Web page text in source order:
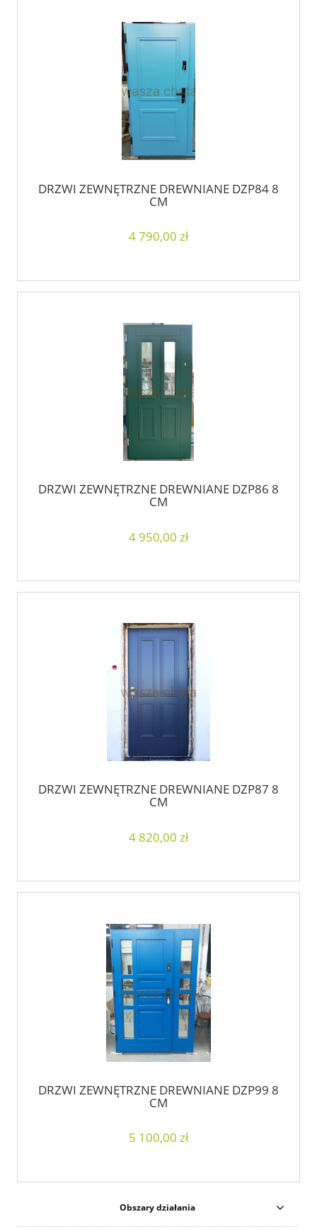
DRZWI ZEWNĘTRZNE DREWNIANE DZP84 8
CM
4 790,00 zł
DRZWI ZEWNĘTRZNE DREWNIANE DZP86 8
CM
4 950,00 zł
DRZWI ZEWNĘTRZNE DREWNIANE DZP87 8
CM
4 820,00 zł
DRZWI ZEWNĘTRZNE DREWNIANE DZP99 8
CM
5 100,00 zł
Obszary działania